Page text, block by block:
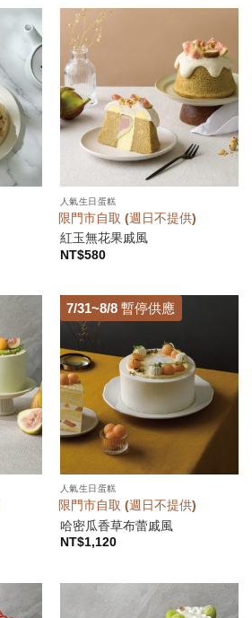
人氣生日蛋糕
限門市自取 (週日不提供)
紅玉無花果戚風
NT$580
7/31~8/8 暫停供應
人氣生日蛋糕
限門市自取 (週日不提供)
哈密瓜香草布蕾戚風
NT$1,120